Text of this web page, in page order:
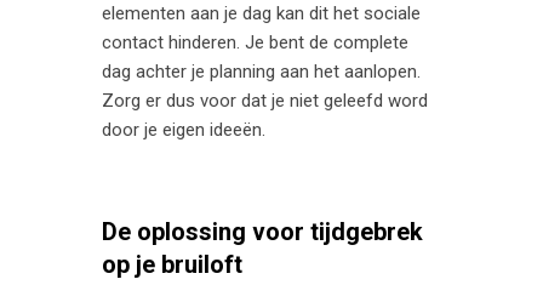
elementen aan je dag kan dit het sociale
contact hinderen. Je bent de complete
dag achter je planning aan het aanlopen.
Zorg er dus voor dat je niet geleefd word
door je eigen ideeën.
De oplossing voor tijdgebrek
op je bruiloft